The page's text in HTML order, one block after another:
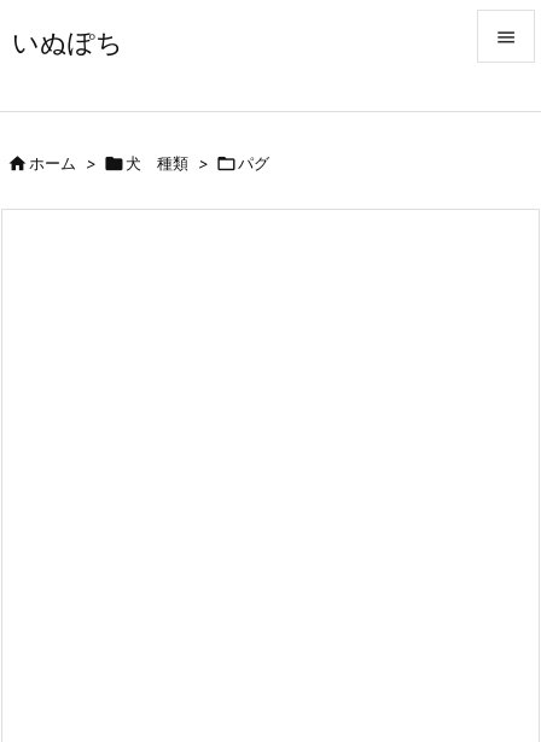
いぬぽち 
メニュ

ホーム > 犬 種類 > パグ